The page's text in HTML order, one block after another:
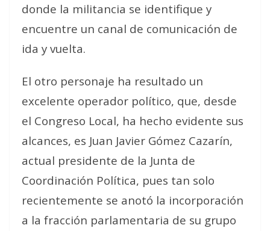
donde la militancia se identifique y
encuentre un canal de comunicación de
ida y vuelta.
El otro personaje ha resultado un
excelente operador político, que, desde
el Congreso Local, ha hecho evidente sus
alcances, es Juan Javier Gómez Cazarín,
actual presidente de la Junta de
Coordinación Política, pues tan solo
recientemente se anotó la incorporación
a la fracción parlamentaria de su grupo